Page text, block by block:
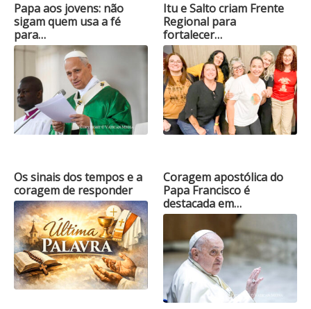
Papa aos jovens: não
sigam quem usa a fé
para…
Itu e Salto criam Frente
Regional para
fortalecer…
Os sinais dos tempos e a
coragem de responder
Coragem apostólica do
Papa Francisco é
destacada em…